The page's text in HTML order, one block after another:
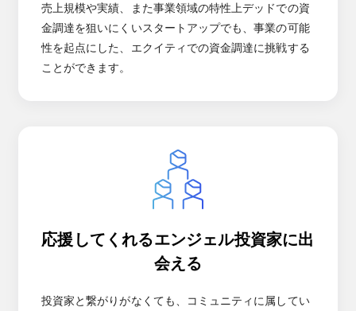
売上規模や実績、また事業領域の特性上デッドでの資
金調達を狙いにくいスタートアップでも、事業の可能
性を起点にした、エクイティでの資金調達に挑戦する
ことができます。
応援してくれるエンジェル投資家に出
会える
投資家と繋がりがなくても、コミュニティに属してい